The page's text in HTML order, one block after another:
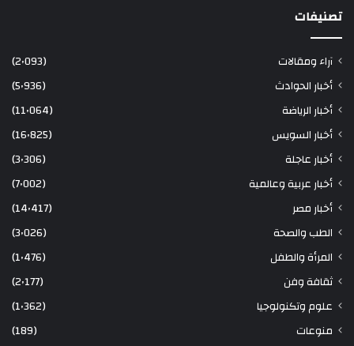
تصنيفات
آراء ومقالات
(2٬093)
أخبار الحوادث
(5٬936)
أخبار الرياضة
(11٬064)
أخبار السويس
(16٬825)
أخبار عاجلة
(3٬306)
أخبار عربية وعالمية
(7٬002)
أخبار مصر
(14٬417)
الطب والصحة
(3٬026)
المرأة والطفل
(1٬476)
ثقافة وفن
(2٬177)
علوم وتكنولوجيا
(1٬362)
منوعات
(189)